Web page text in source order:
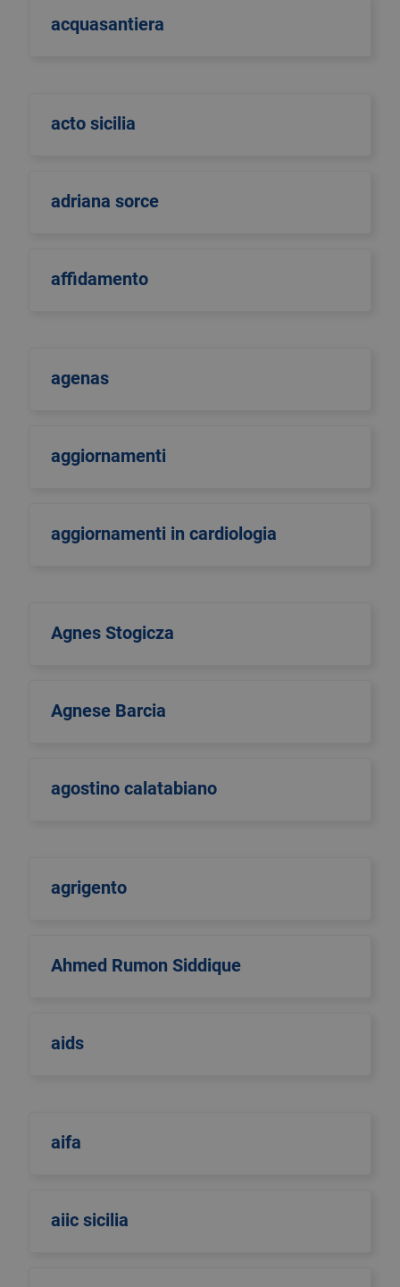
acquasantiera
acto sicilia
adriana sorce
affidamento
agenas
aggiornamenti
aggiornamenti in cardiologia
Agnes Stogicza
Agnese Barcia
agostino calatabiano
agrigento
Ahmed Rumon Siddique
aids
aifa
aiic sicilia